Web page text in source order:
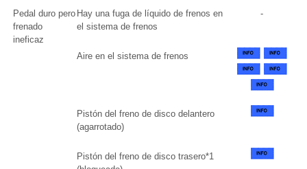
Pedal duro pero
frenado
ineficaz
Hay una fuga de líquido de frenos en
el sistema de frenos
-
Aire en el sistema de frenos
Pistón del freno de disco delantero
(agarrotado)
Pistón del freno de disco trasero*1